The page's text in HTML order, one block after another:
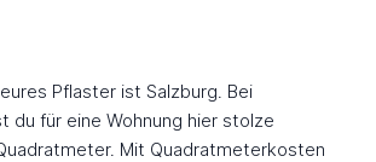
Pflaster ist Salzburg. Bei
du für eine Wohnung hier stolze
Mit Quadratmeterkosten